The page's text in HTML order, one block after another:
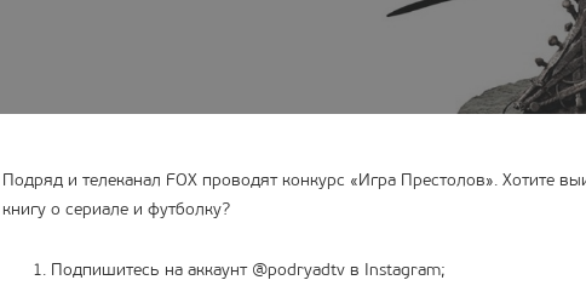
Подряд и телеканал FOX проводят конкурс «Игра Престолов». Хотите
книгу о сериале и футболку?
Подпишитесь на аккаунт @podryadtv в Instagram;